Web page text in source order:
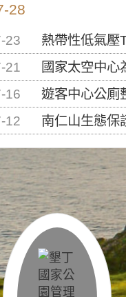
28
23
熱帶性低氣壓
21
國家太空中心為辦理
16
遊客中心公廁
12
南仁山生態保護區步道已完成